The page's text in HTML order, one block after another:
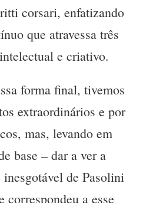
corsari, enfatizando
que atravessa três
e criativo.
forma final, tivemos
extraordinários e por
mas, levando em
base – dar a ver a
de Pasolini
correspondeu a esse